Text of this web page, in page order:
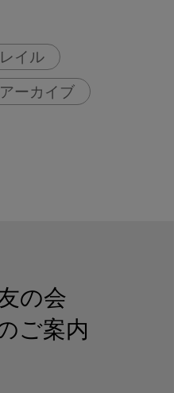
イル
ーカイブ
の会
ご案内